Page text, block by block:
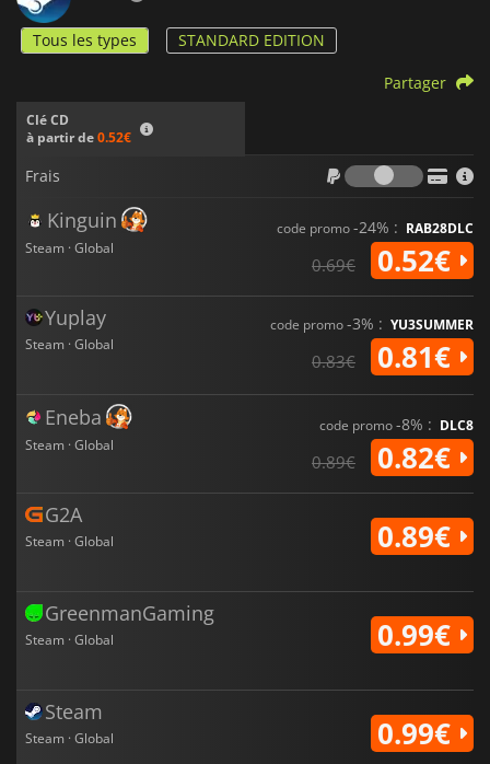
Tous les types STANDARD EDITION
Clé CD
à partir de0.52€
Partager
Frais
Frais
Kinguin
Steam · Global
code promo-24% : RAB28DLC
0.69€ 0.52€
Yuplay
Steam · Global
code promo-3% : YU3SUMMER
0.83€ 0.81€
Eneba
Steam · Global
code promo-8% : DLC8
0.89€ 0.82€
G2A
Steam · Global 0.89€
GreenmanGaming
Steam · Global 0.99€
Steam
Steam · Global 0.99€